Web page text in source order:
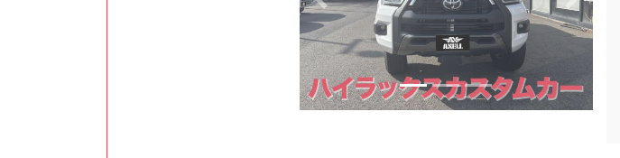
Previous Next